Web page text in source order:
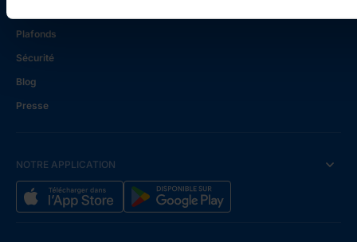
Plafonds
Sécurité
Blog
Presse
NOTRE APPLICATION